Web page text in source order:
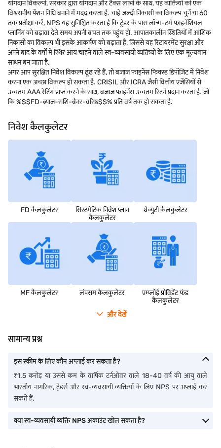
योगदान विकल्पों, सरकार द्वारा योगदान और टैक्स लाभों के साथ, यह व्यक्तियों को एक
विश्वसनीय पेंशन निधि बनाने में मदद करता है. चाहे जल्दी निकासी का विकल्प चुनें या 60
तक प्रतीक्षा करें, NPS यह सुनिश्चित करता है कि ट्रेडर के पास लॉन्ग-टर्म फाइनेंशियल
प्लानिंग को बढ़ावा देते समय अपनी बचत तक पहुंच हो. आपातकालीन स्थितियों में आंशिक
निकासी का विकल्प भी इसके आकर्षण को बढ़ाता है, जिससे यह रिटायरमेंट सुरक्षा और
अपने बाद के वर्षों में स्थिर आय चाहने वाले स्व-व्यवसायी व्यक्तियों के लिए एक मूल्यवान
साधन बन जाता है.
अगर आप सुरक्षित निवेश विकल्प ढूंढ रहे हैं, तो बजाज फाइनेंस फिक्स्ड डिपॉज़िट में निवेश
करना एक अच्छा विकल्प हो सकता है. CRISIL और ICRA जैसी वित्तीय एजेंसियों से
उच्चतम AAA रेटिंग प्राप्त करने के साथ, बजाज फाइनेंस उच्चतम रिटर्न प्रदान करता है. जो
कि %$$FD-ब्याज-राशि-बैनर-वरिष्ठ$$% प्रति वर्ष तक हो सकता है.
निवेश कैलकुलेटर
FD कैलकुलेटर
सिस्टमेटिक निवेश प्लान
कैलकुलेटर
ग्रेच्युटी कैलकुलेटर
MF कैलकुलेटर लंपसम कैलकुलेटर
एम्‍प्‍लॉई प्रोविडेंट फंड
कैलकुलेटर
और देखें
सामान्य प्रश्न
इस स्कीम के लिए कौन अप्लाई कर सकता है?
₹1.5 करोड़ या उससे कम के वार्षिक टर्नओवर वाले 18-40 वर्ष की आयु वाले
भारतीय नागरिक, ट्रेडर्स और स्व-व्यवसायी व्यक्तियों के लिए NPS पर अप्लाई कर
सकते हैं.
क्या स्व-व्यवसायी व्यक्ति NPS अकाउंट खोल सकता है?